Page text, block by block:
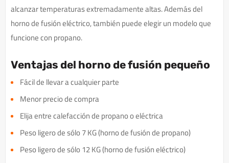
alcanzar temperaturas extremadamente altas. Además del
horno de fusión eléctrico, también puede elegir un modelo que
funcione con propano.
Ventajas del horno de fusión pequeño
Fácil de llevar a cualquier parte
Menor precio de compra
Elija entre calefacción de propano o eléctrica
Peso ligero de sólo 7 KG (horno de fusión de propano)
Peso ligero de sólo 12 KG (horno de fusión eléctrico)